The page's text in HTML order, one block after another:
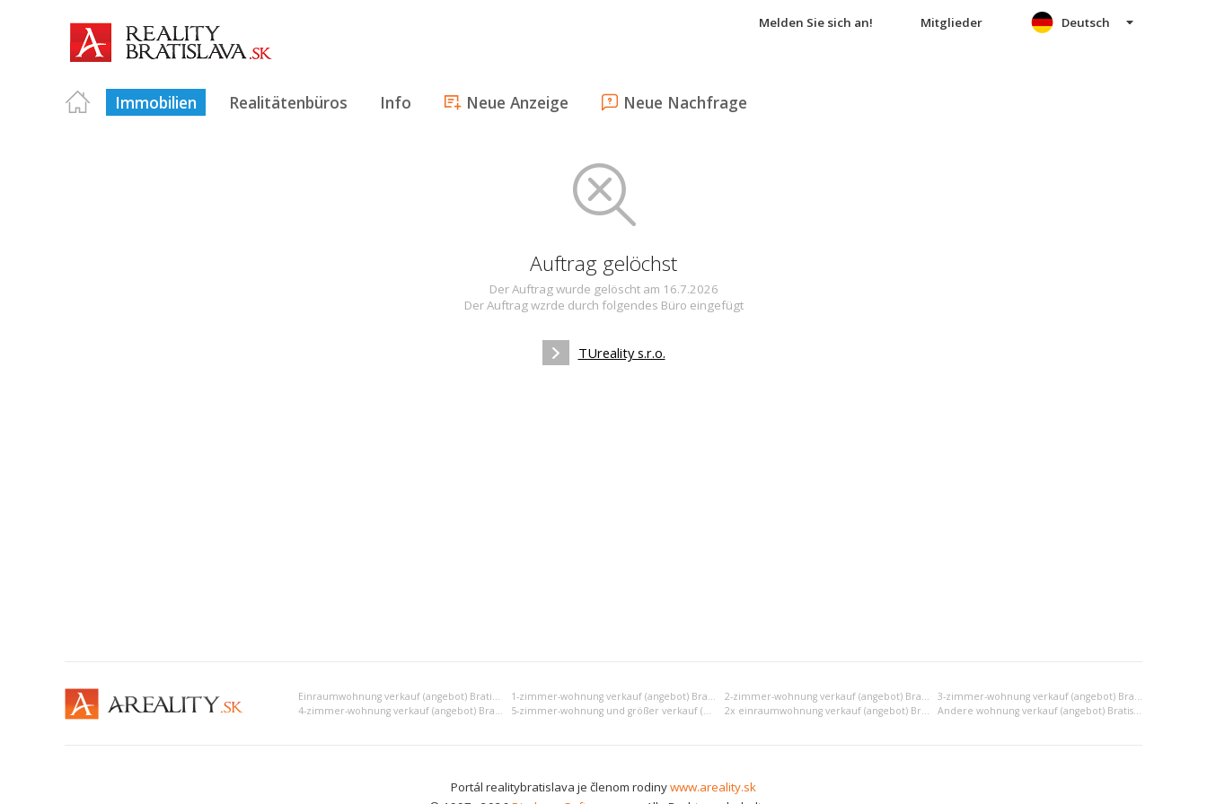
Melden Sie sich an! Mitglieder
Immobilien Realitätenbüros Info Neue Anzeige Neue Nachfrage
Deutsch
Auftrag gelöchst
Der Auftrag wurde gelöscht am 16.7.2026
Der Auftrag wzrde durch folgendes Büro eingefügt
TUreality s.r.o.
Einraumwohnung verkauf (angebot) Bratislava III 1-zimmer-wohnung verkauf (angebot) Bratislava III 2-zimmer-wohnung verkauf (angebot) Bratislava III
3-zimmer-wohnung verkauf (angebot) Bratislava III
4-zimmer-wohnung verkauf (angebot) Bratislava III
5-zimmer-wohnung und größer verkauf (angebot) Bratislava III 2x einraumwohnung verkauf (angebot) Bratislava III Andere wohnung verkauf (angebot) Bratislava III
Portál realitybratislava je členom rodinywww.areality.sk